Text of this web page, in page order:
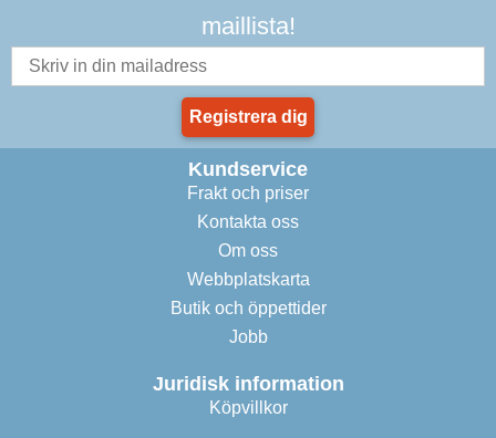
maillista!
Registrera dig
Kundservice
Frakt och priser
Kontakta oss
Om oss
Webbplatskarta
Butik och öppettider
Jobb
Juridisk information
Köpvillkor